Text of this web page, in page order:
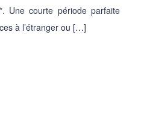
Une courte période parfaite
à l’étranger ou […]